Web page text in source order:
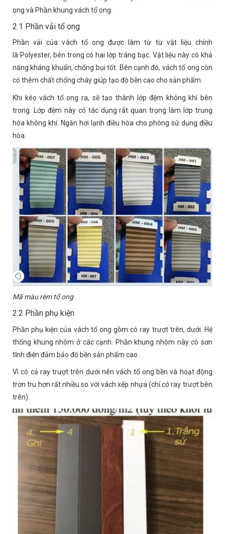
ong và Phần khung vách tổ ong.
2.1 Phần vải tổ ong
Phần vải của vách tổ ong được làm từ từ vật liệu chính
là Polyester, bên trong có hai lớp tráng bạc. Vật liệu này có khả
năng kháng khuẩn, chống bụi tốt. Bên cạnh đó, vách tổ ong còn
có thêm chất chống cháy giúp tạo độ bền cao cho sản phẩm.
Khi kéo vách tổ ong ra, sẽ tạo thành lớp đệm không khí bên
trong. Lớp đệm này có tác dụng rất quan trọng làm lớp trung
hòa không khí. Ngăn hơi lạnh điều hòa cho phòng sử dụng điều
hòa.
Mã màu rèm tổ ong
2.2 Phần phụ kiện
Phần phụ kiện của vách tổ ong gồm có ray trượt trên, dưới. Hệ
thống khung nhôm ở các cạnh. Phần khung nhôm này có sơn
tĩnh điện đảm bảo độ bền sản phẩm cao.
Vì có cả ray trượt trên dưới nên vách tổ ong bền và hoạt động
trơn tru hơn rất nhiều so với vách xếp nhựa (chỉ có ray trượt bên
trên).